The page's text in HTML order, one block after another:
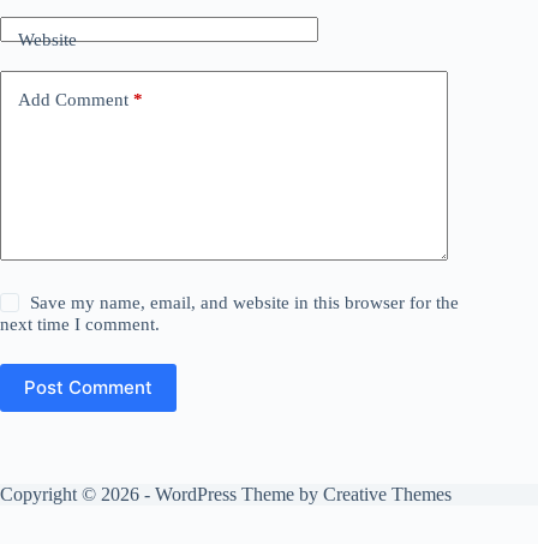
Website
Add Comment *
Save my name, email, and website in this browser for the
next time I comment.
Post Comment
Copyright © 2026 - WordPress Theme by Creative Themes